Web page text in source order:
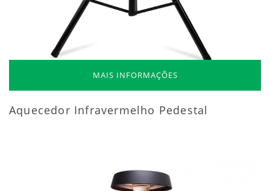
MAIS INFORMAÇÕES
Aquecedor Infravermelho Pedestal